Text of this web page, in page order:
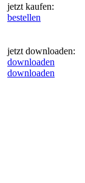
jetzt kaufen:
bestellen
jetzt downloaden:
downloaden
downloaden